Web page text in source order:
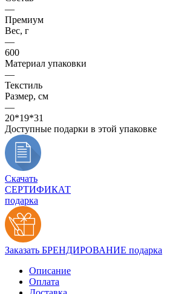
—
Премиум
Вес, г
—
600
Материал упаковки
—
Текстиль
Размер, см
—
20*19*31
Доступные подарки в этой упаковке
Скачать
СЕРТИФИКАТ
подарка
Заказать БРЕНДИРОВАНИЕ подарка
Описание
Оплата